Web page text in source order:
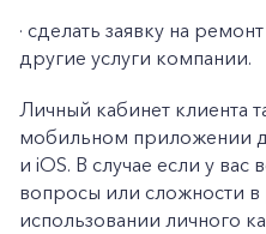
· сделать заявку на
другие услуги компании.
Личный кабинет клиента
мобильном приложении
и iOS. В случае если у вас
вопросы или сложности в
использовании личного